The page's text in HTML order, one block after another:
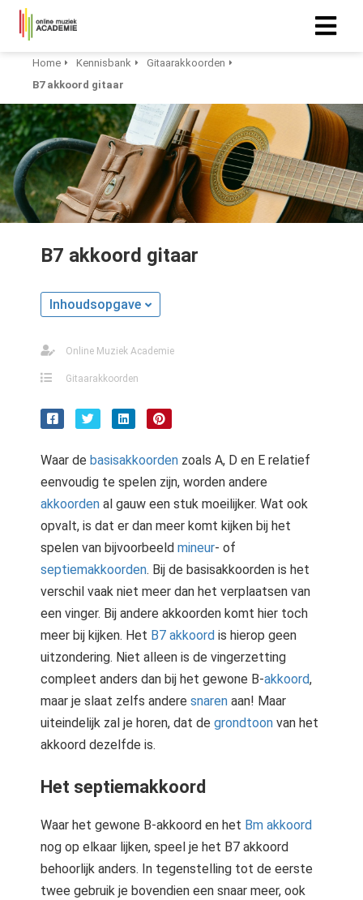
Home Kennisbank
Gitaarakkoorden
B7 akkoord gitaar
B7 akkoord gitaar
Inhoudsopgave
Online Muziek Academie
Gitaarakkoorden
Waar de basisakkoorden zoals A, D en E relatief
eenvoudig te spelen zijn, worden andere
akkoorden al gauw een stuk moeilijker. Wat ook
opvalt, is dat er dan meer komt kijken bij het
spelen van bijvoorbeeld mineur- of
septiemakkoorden. Bij de basisakkoorden is het
verschil vaak niet meer dan het verplaatsen van
een vinger. Bij andere akkoorden komt hier toch
meer bij kijken. Het B7 akkoord is hierop geen
uitzondering. Niet alleen is de vingerzetting
compleet anders dan bij het gewone B-akkoord,
maar je slaat zelfs andere snaren aan! Maar
uiteindelijk zal je horen, dat de grondtoon van het
akkoord dezelfde is.
Het septiemakkoord
Waar het gewone B-akkoord en het Bm akkoord
nog op elkaar lijken, speel je het B7 akkoord
behoorlijk anders. In tegenstelling tot de eerste
twee gebruik je bovendien een snaar meer, ook